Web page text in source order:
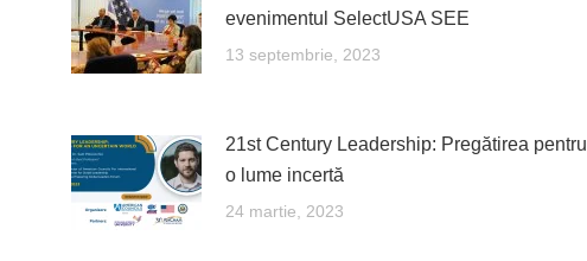
evenimentul SelectUSA SEE
13 septembrie, 2023
21st Century Leadership: Pregătirea pentru
o lume incertă
24 martie, 2023